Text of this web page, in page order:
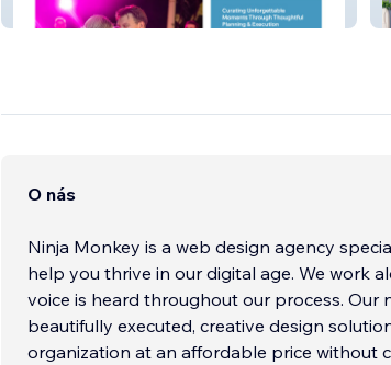
MB Events
O nás
Ninja Monkey is a web design agency
help you thrive in our digital age. We work
voice is heard throughout our process. Our
beautifully executed, creative design
organization at an affordable price without